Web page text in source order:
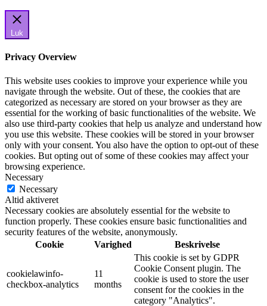
Luk
Privacy Overview
This website uses cookies to improve your experience while you
navigate through the website. Out of these, the cookies that are
categorized as necessary are stored on your browser as they are
essential for the working of basic functionalities of the website. We
also use third-party cookies that help us analyze and understand how
you use this website. These cookies will be stored in your browser
only with your consent. You also have the option to opt-out of these
cookies. But opting out of some of these cookies may affect your
browsing experience.
Necessary
Necessary
Altid aktiveret
Necessary cookies are absolutely essential for the website to
function properly. These cookies ensure basic functionalities and
security features of the website, anonymously.
Cookie
Varighed Beskrivelse
cookielawinfo-
checkbox-analytics
11
months
This cookie is set by GDPR
Cookie Consent plugin. The
cookie is used to store the user
consent for the cookies in the
category "Analytics".